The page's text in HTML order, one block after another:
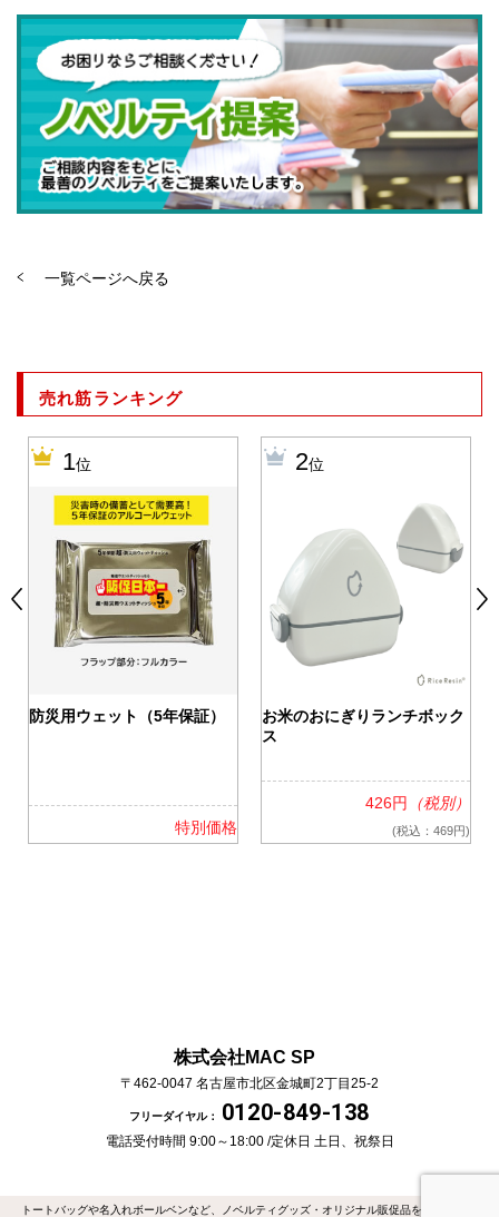
一覧ページへ戻る
売れ筋ランキング
1位
防災用ウェット（5年保証）
特別価格
2位
お米のおにぎりランチボック
ス
426円 （税別）
(税込：469円)
株式会社MAC SP
〒462-0047 名古屋市北区金城町2丁目25-2
フリーダイヤル： 0120-849-138
電話受付時間 9:00～18:00 /定休日 土日、祝祭日
トートバッグや名入れボールベンなど、ノベルティグッズ・オリジナル販促品を作るなら